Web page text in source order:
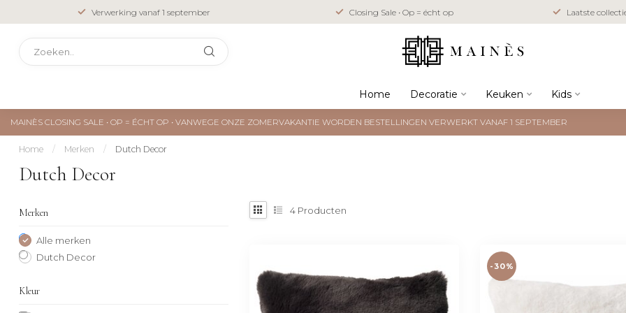
Verwerking vanaf 1 september Closing Sale • Op = écht op Laatste
Home Decoratie Keuken Kids
MAINÈS CLOSING SALE • OP = ÉCHT OP • VANWEGE ONZE ZOMERVAKANTIE WORDEN BESTELLINGEN VERWERKT VANAF 1 SEPTEMBER
Home / Merken / Dutch Decor
Dutch Decor
Merken
Alle merken
Dutch Decor
Kleur
4 Producten
-30%